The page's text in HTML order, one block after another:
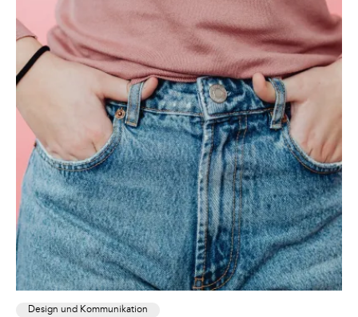
Design und Kommunikation